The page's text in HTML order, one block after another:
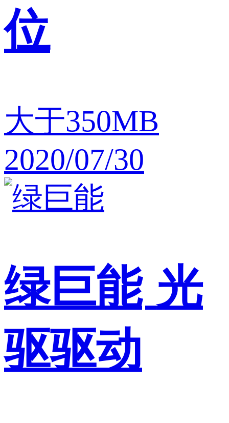
位
大于350MB
2020/07/30
绿巨能 光
驱驱动